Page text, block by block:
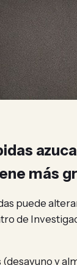
más
puede
de
y